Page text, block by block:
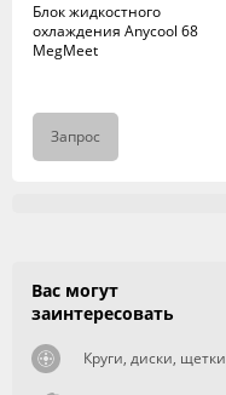
Блок жидкостного
охлаждения Anycool 68
MegMeet
Запрос
Вас могут
заинтересовать
Круги, диски, щетки